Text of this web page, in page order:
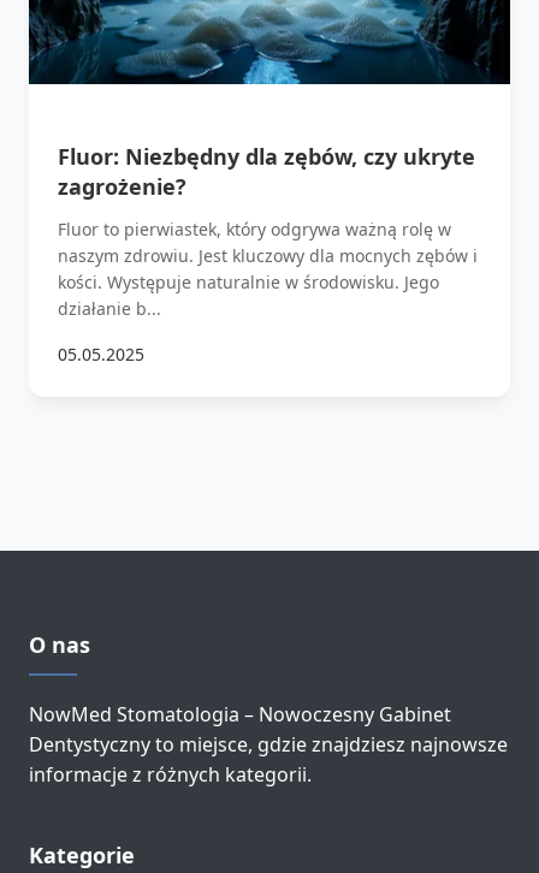
Fluor: Niezbędny dla zębów, czy ukryte
zagrożenie?
Fluor to pierwiastek, który odgrywa ważną rolę w
naszym zdrowiu. Jest kluczowy dla mocnych zębów i
kości. Występuje naturalnie w środowisku. Jego
działanie b...
05.05.2025
O nas
NowMed Stomatologia – Nowoczesny Gabinet
Dentystyczny to miejsce, gdzie znajdziesz najnowsze
informacje z różnych kategorii.
Kategorie